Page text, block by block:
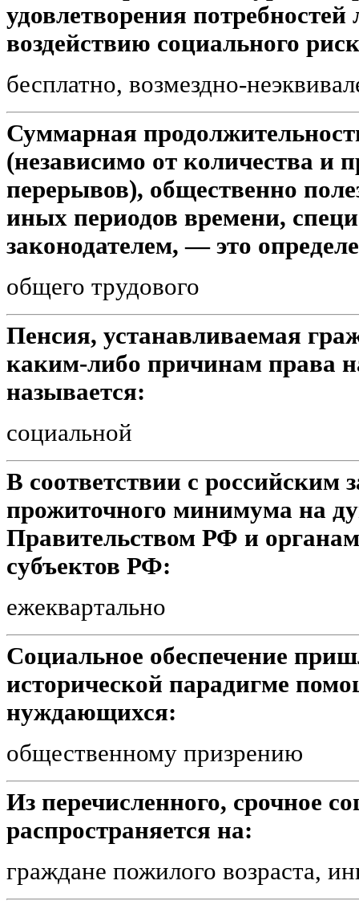
удовлетворения
воздействию социального
бесплатно, возмездно-
Суммарная
(независимо от количества и
перерывов), общественно
иных периодов времени,
законодателем, — это
общего трудового
Пенсия, устанавливаемая
каким-либо причинам права
называется:
социальной
В соответствии с российским
прожиточного минимума на
Правительством РФ и
субъектов РФ:
ежеквартально
Социальное обеспечение
исторической парадигме
нуждающихся:
общественному призрению
Из перечисленного, срочное
распространяется на:
граждане пожилого возраста,